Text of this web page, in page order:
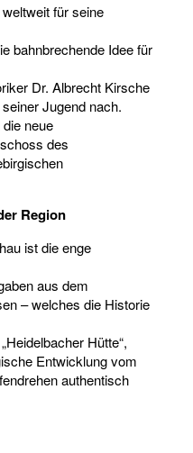
für seine
bahnbrechende Idee für
Dr. Albrecht Kirsche
Jugend nach.
neue
des
Region
ist die enge
aus dem
– welches die Historie
Hütte“,
Entwicklung vom
authentisch